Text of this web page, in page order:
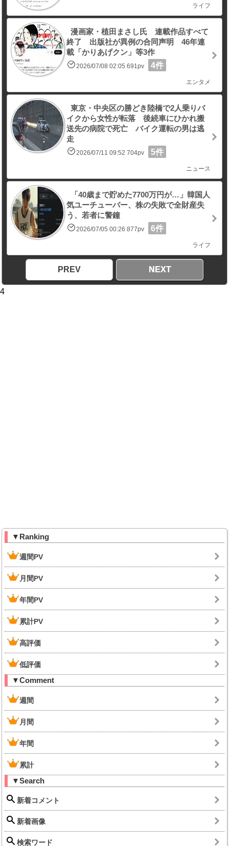
ライフ
漫画家・植田まさし氏 連載作品すべて
終了 出版社が異例の合同声明 46年連
載「かりあげクン」等3作
2026/07/08 02:05 691pv 4件
エンタメ
東京・中央区の勝どき陸橋で2人乗りバ
イクから女性が転落 後続車にひかれ搬
送先の病院で死亡 バイク運転の男は逃
走
2026/07/11 09:52 704pv 5件
ニュース
「40歳まで貯めた7700万円が…」韓国人
気ユーチューバー、株の失敗で全財産失
う、若者に警鐘
2026/07/05 00:26 877pv 6件
ライフ
PREV NEXT
4
▼Ranking
週間PV
月間PV
年間PV
累計PV
高評価
低評価
▼Comment
週間
月間
年間
累計
▼Search
新着コメント
新着画像
検索ワード